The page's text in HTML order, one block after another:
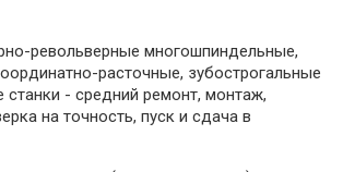
револьверные многошпиндельные,
расточные, зубострогальные
станки - средний ремонт, монтаж,
на точность, пуск и сдача в